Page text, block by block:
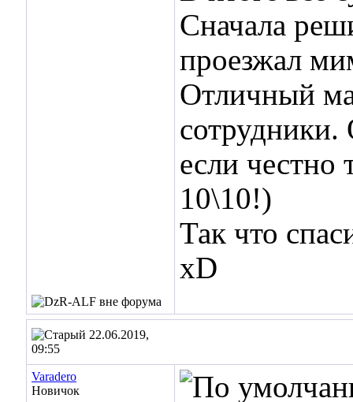
Сначала
проезжал
Отличный
если честно
10\10!)
Так что
xD
22.06.2019,
09:55
Varadero
Новичок